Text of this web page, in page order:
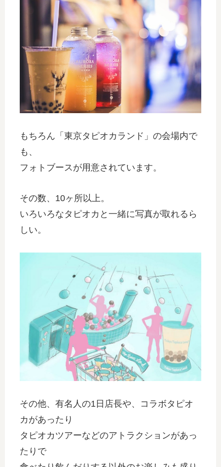
もちろん「東京タピオカランド」の会場内で
も、
フォトブースが用意されています。
その数、10ヶ所以上。
いろいろなタピオカと一緒に写真が取れるら
しい。
その他、有名人の1日店長や、コラボタピオ
カがあったり
タピオカツアーなどのアトラクションがあっ
たりで